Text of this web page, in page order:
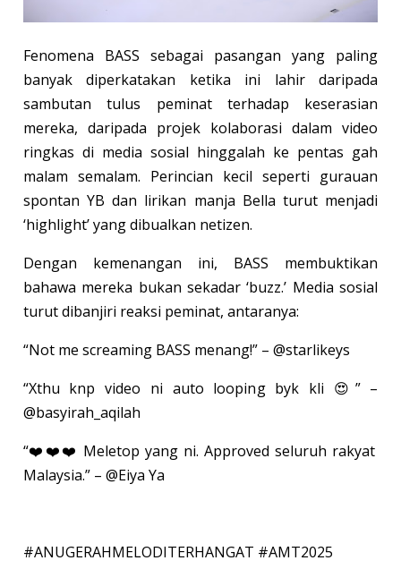
Fenomena BASS sebagai pasangan yang paling
banyak diperkatakan ketika ini lahir daripada
sambutan tulus peminat terhadap keserasian
mereka, daripada projek kolaborasi dalam video
ringkas di media sosial hinggalah ke pentas gah
malam semalam. Perincian kecil seperti gurauan
spontan YB dan lirikan manja Bella turut menjadi
‘highlight’ yang dibualkan netizen.
Dengan kemenangan ini, BASS membuktikan
bahawa mereka bukan sekadar ‘buzz.’ Media sosial
turut dibanjiri reaksi peminat, antaranya:
“Not me screaming BASS menang!” – @starlikeys
“Xthu knp video ni auto looping byk kli 😍” –
@basyirah_aqilah
“❤️❤️❤️ Meletop yang ni. Approved seluruh rakyat
Malaysia.” – @Eiya Ya
#ANUGERAHMELODITERHANGAT #AMT2025